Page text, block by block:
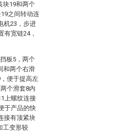
块19和两个
之间转动连
机23，步进
有宽链24，
板5，两个
和两个右滑
便于提高左
个滑套8内
上螺纹连接
于产品的快
接有顶紧块
工变形较